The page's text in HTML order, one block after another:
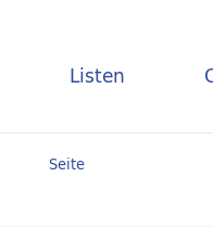
Listen
Seite